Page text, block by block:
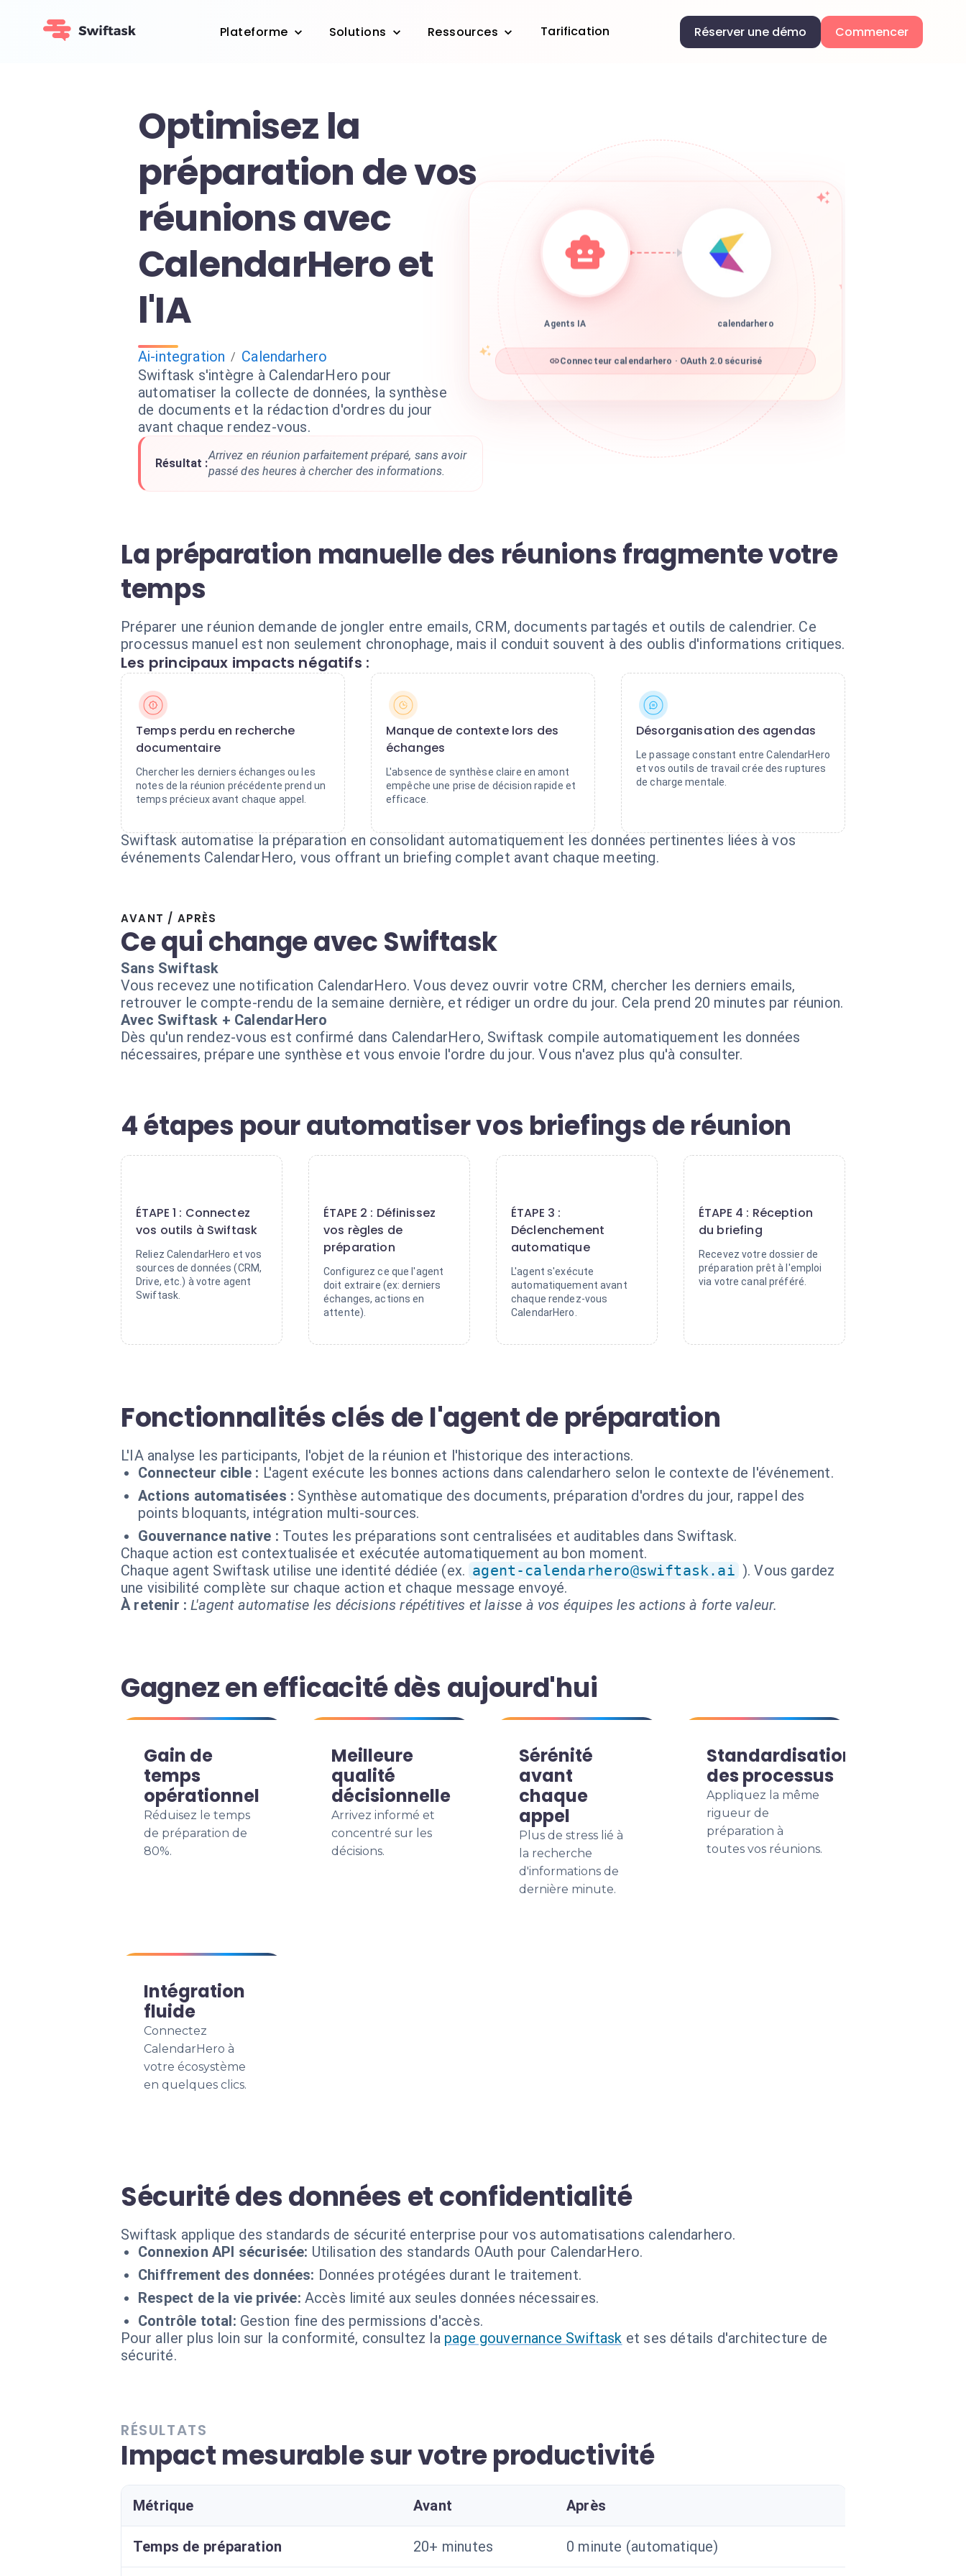
Plateforme Solutions Ressources Tarification Réserver une démo Commencer
Optimisez la
préparation de vos
réunions avec
CalendarHero et
l'IA
Ai-integration / Calendarhero
Swiftask s'intègre à CalendarHero pour
automatiser la collecte de données, la synthèse
de documents et la rédaction d'ordres du jour
avant chaque rendez-vous.
Résultat :
Arrivez en réunion parfaitement préparé, sans avoir
passé des heures à chercher des informations.
Agents IA calendarhero
Connecteur calendarhero · OAuth 2.0 sécurisé
La préparation manuelle des réunions fragmente votre
temps
Préparer une réunion demande de jongler entre emails, CRM, documents partagés et outils de calendrier. Ce
processus manuel est non seulement chronophage, mais il conduit souvent à des oublis d'informations critiques.
Les principaux impacts négatifs :
Temps perdu en recherche
documentaire
Chercher les derniers échanges ou les
notes de la réunion précédente prend un
temps précieux avant chaque appel.
Manque de contexte lors des
échanges
L'absence de synthèse claire en amont
empêche une prise de décision rapide et
efficace.
Désorganisation des agendas
Le passage constant entre CalendarHero
et vos outils de travail crée des ruptures
de charge mentale.
Swiftask automatise la préparation en consolidant automatiquement les données pertinentes liées à vos
événements CalendarHero, vous offrant un briefing complet avant chaque meeting.
AVANT / APRÈS
Ce qui change avec Swiftask
Sans Swiftask
Vous recevez une notification CalendarHero. Vous devez ouvrir votre CRM, chercher les derniers emails,
retrouver le compte-rendu de la semaine dernière, et rédiger un ordre du jour. Cela prend 20 minutes par réunion.
Avec Swiftask + CalendarHero
Dès qu'un rendez-vous est confirmé dans CalendarHero, Swiftask compile automatiquement les données
nécessaires, prépare une synthèse et vous envoie l'ordre du jour. Vous n'avez plus qu'à consulter.
4 étapes pour automatiser vos briefings de réunion
ÉTAPE 1 : Connectez
vos outils à Swiftask
Reliez CalendarHero et vos
sources de données (CRM,
Drive, etc.) à votre agent
Swiftask.
ÉTAPE 2 : Définissez
vos règles de
préparation
Configurez ce que l'agent
doit extraire (ex: derniers
échanges, actions en
attente).
ÉTAPE 3 :
Déclenchement
automatique
L'agent s'exécute
automatiquement avant
chaque rendez-vous
CalendarHero.
ÉTAPE 4 : Réception
du briefing
Recevez votre dossier de
préparation prêt à l'emploi
via votre canal préféré.
Fonctionnalités clés de l'agent de préparation
L'IA analyse les participants, l'objet de la réunion et l'historique des interactions.
Connecteur cible : L'agent exécute les bonnes actions dans calendarhero selon le contexte de l'événement.
Actions automatisées : Synthèse automatique des documents, préparation d'ordres du jour, rappel des
points bloquants, intégration multi-sources.
Gouvernance native : Toutes les préparations sont centralisées et auditables dans Swiftask.
Chaque action est contextualisée et exécutée automatiquement au bon moment.
Chaque agent Swiftask utilise une identité dédiée (ex. agent-calendarhero@swiftask.ai ). Vous gardez
une visibilité complète sur chaque action et chaque message envoyé.
À retenir : L'agent automatise les décisions répétitives et laisse à vos équipes les actions à forte valeur.
Gagnez en efficacité dès aujourd'hui
Gain de
temps
opérationnel
Réduisez le temps
de préparation de
80%.
Meilleure
qualité
décisionnelle
Arrivez informé et
concentré sur les
décisions.
Sérénité
avant
chaque
appel
Plus de stress lié à
la recherche
d'informations de
dernière minute.
Standardisation
des processus
Appliquez la même
rigueur de
préparation à
toutes vos réunions.
Intégration
fluide
Connectez
CalendarHero à
votre écosystème
en quelques clics.
Sécurité des données et confidentialité
Swiftask applique des standards de sécurité enterprise pour vos automatisations calendarhero.
Connexion API sécurisée: Utilisation des standards OAuth pour CalendarHero.
Chiffrement des données: Données protégées durant le traitement.
Respect de la vie privée: Accès limité aux seules données nécessaires.
Contrôle total: Gestion fine des permissions d'accès.
Pour aller plus loin sur la conformité, consultez la page gouvernance Swiftask et ses détails d'architecture de
sécurité.
RÉSULTATS
Impact mesurable sur votre productivité
Métrique Avant Après
Temps de préparation 20+ minutes 0 minute (automatique)